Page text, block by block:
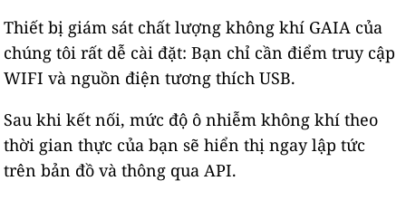
Thiết bị giám sát chất lượng không khí GAIA của
chúng tôi rất dễ cài đặt: Bạn chỉ cần điểm truy cập
WIFI và nguồn điện tương thích USB.
Sau khi kết nối, mức độ ô nhiễm không khí theo
thời gian thực của bạn sẽ hiển thị ngay lập tức
trên bản đồ và thông qua API.